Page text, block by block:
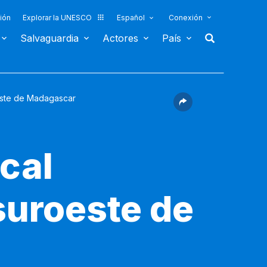
Explorar la UNESCO Español Conexión
Salvaguardia Actores País
de Madagascar
de